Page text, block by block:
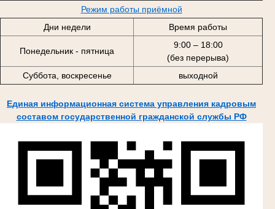
Режим работы приёмной
Дни недели
Время работы
Понедельник - пятница
9:00 – 18:00
(без перерыва)
Суббота, воскресенье
выходной
Единая информационная система управления кадровым
составом государственной гражданской службы РФ